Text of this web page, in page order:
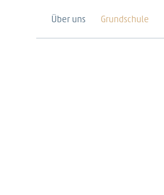
Über uns Grundschule